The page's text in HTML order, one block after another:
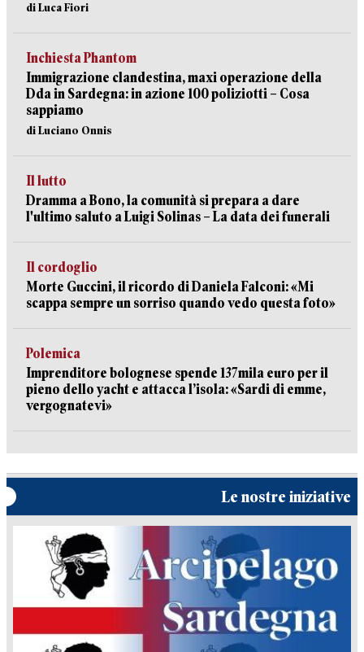
di Luca Fiori
Inchiesta Phantom
Immigrazione clandestina, maxi operazione della
Dda in Sardegna: in azione 100 poliziotti – Cosa
sappiamo
di Luciano Onnis
Il lutto
Dramma a Bono, la comunità si prepara a dare
l'ultimo saluto a Luigi Solinas – La data dei funerali
Il cordoglio
Morte Guccini, il ricordo di Daniela Falconi: «Mi
scappa sempre un sorriso quando vedo questa foto»
Polemica
Imprenditore bolognese spende 137mila euro per il
pieno dello yacht e attacca l’isola: «Sardi di emme,
vergognatevi»
Le nostre iniziative